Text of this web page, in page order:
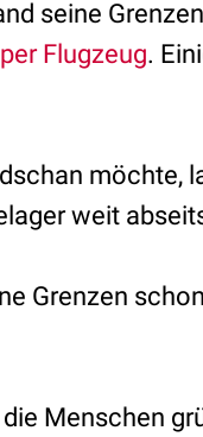
seine
Flugzeug.
möchte,
weit
Grenzen
Menschen